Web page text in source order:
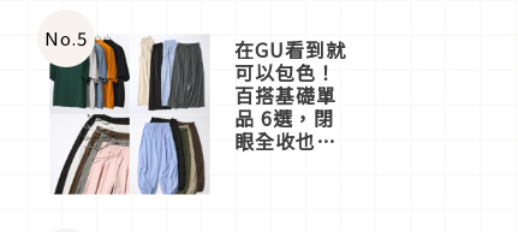
No.5 在GU看到就
可以包色！
百搭基礎單
品 6選，閉
眼全收也不